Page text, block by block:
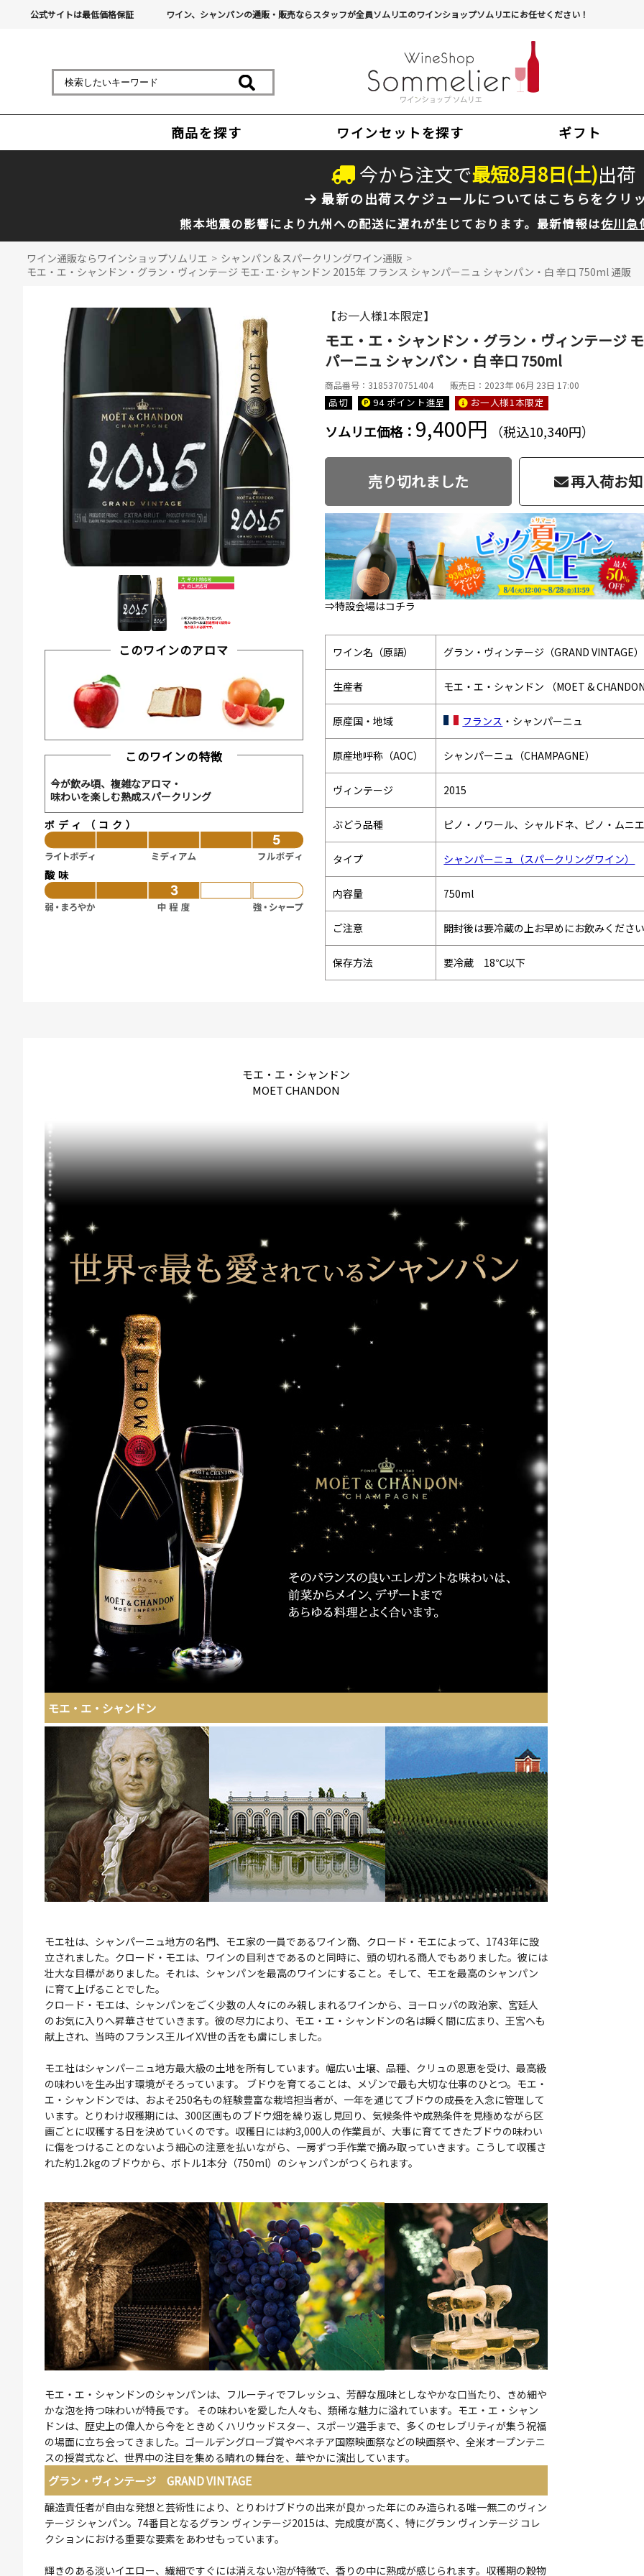
公式サイトは最低価格保証 ワイン、シャンパンの通販・販売ならスタッフが全員ソムリエのワインショップソムリエにお任せください！
商品を探す ワインセットを探す ギフト
今から注文で最短8月8日(土)出荷
最新の出荷スケジュールについてはこちらをクリ
熊本地震の影響により九州への配送に遅れが生じております。最新情報は佐川急
ワイン通販ならワインショップソムリエ > シャンパン＆スパークリングワイン通販 >
モエ・エ・シャンドン・グラン・ヴィンテージ モエ･エ･シャンドン 2015年 フランス シャンパーニュ シャンパン・白 辛口 750ml 通販
このワインのアロマ
このワインの特徴
今が飲み頃、複雑なアロマ・
味わいを楽しむ熟成スパークリング
ボディ（コク）
酸味
【お一人様1本限定】
モエ・エ・シャンドン・グラン・ヴィンテージ
パーニュ シャンパン・白 辛口 750ml
商品番号：3185370751404 販売日：2023年 06月 23日 17:00
品切 94 ポイント進呈 お一人様1本限定
ソムリエ価格： 9,400円 （税込10,340円）
売り切れました 再入荷お
⇒特設会場はコチラ
ワイン名（原語） グラン・ヴィンテージ（GRAND VINTAGE）
生産者 モエ・エ・シャンドン （MOET & CHANDON
原産国・地域 フランス ・シャンパーニュ
原産地呼称（AOC） シャンパーニュ（CHAMPAGNE）
ヴィンテージ 2015
ぶどう品種 ピノ・ノワール、シャルドネ、ピノ・ムニエ
タイプ シャンパーニュ（スパークリングワイン）
内容量 750ml
ご注意 開封後は要冷蔵の上お早めにお飲みください
保存方法 要冷蔵 18℃以下
モエ・エ・シャンドン
MOET CHANDON
モエ・エ・シャンドン
モエ社は、シャンパーニュ地方の名門、モエ家の一員であるワイン商、クロード・モエによって、1743年に設
立されました。クロード・モエは、ワインの目利きであるのと同時に、頭の切れる商人でもありました。彼には
壮大な目標がありました。それは、シャンパンを最高のワインにすること。そして、モエを最高のシャンパン
に育て上げることでした。
クロード・モエは、シャンパンをごく少数の人々にのみ親しまれるワインから、ヨーロッパの政治家、宮廷人
のお気に入りへ昇華させていきます。彼の尽力により、モエ・エ・シャンドンの名は瞬く間に広まり、王宮へも
献上され、当時のフランス王ルイXV世の舌をも虜にしました。
モエ社はシャンパーニュ地方最大級の土地を所有しています。幅広い土壌、品種、クリュの恩恵を受け、最高級
の味わいを生み出す環境がそろっています。 ブドウを育てることは、メゾンで最も大切な仕事のひとつ。モエ・
エ・シャンドンでは、およそ250名もの経験豊富な栽培担当者が、一年を通じてブドウの成長を入念に管理して
います。とりわけ収穫期には、300区画ものブドウ畑を繰り返し見回り、気候条件や成熟条件を見極めながら区
画ごとに収穫する日を決めていくのです。収穫日には約3,000人の作業員が、大事に育ててきたブドウの味わい
に傷をつけることのないよう細心の注意を払いながら、一房ずつ手作業で摘み取っていきます。こうして収穫さ
れた約1.2kgのブドウから、ボトル1本分（750ml）のシャンパンがつくられます。
モエ・エ・シャンドンのシャンパンは、フルーティでフレッシュ、芳醇な風味としなやかな口当たり、きめ細や
かな泡を持つ味わいが特長です。 その味わいを愛した人々も、類稀な魅力に溢れています。モエ・エ・シャン
ドンは、歴史上の偉人から今をときめくハリウッドスター、スポーツ選手まで、多くのセレブリティが集う祝福
の場面に立ち会ってきました。ゴールデングローブ賞やベネチア国際映画祭などの映画祭や、全米オープンテニ
スの授賞式など、世界中の注目を集める晴れの舞台を、華やかに演出しています。
グラン・ヴィンテージ GRAND VINTAGE
醸造責任者が自由な発想と芸術性により、とりわけブドウの出来が良かった年にのみ造られる唯一無二のヴィン
テージ シャンパン。74番目となるグラン ヴィンテージ2015は、完成度が高く、特にグラン ヴィンテージ コレ
クションにおける重要な要素をあわせもっています。
輝きのある淡いイエロー、繊細ですぐには消えない泡が特徴で、香りの中に熟成が感じられます。収穫期の穀物